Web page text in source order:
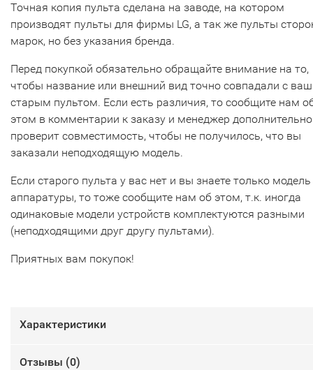
Точная копия пульта сделана на заводе, на котором
производят пульты для фирмы LG, а так же пульты
марок, но без указания бренда.
Перед покупкой обязательно обращайте внимание на то,
чтобы название или внешний вид точно совпадали с
старым пультом. Если есть различия, то сообщите нам
этом в комментарии к заказу и менеджер дополнительно
проверит совместимость, чтобы не получилось, что вы
заказали неподходящую модель.
Если старого пульта у вас нет и вы знаете только модель
аппаратуры, то тоже сообщите нам об этом, т.к. иногда
одинаковые модели устройств комплектуются разными
(неподходящими друг другу пультами).
Приятных вам покупок!
Характеристики
Отзывы (0)